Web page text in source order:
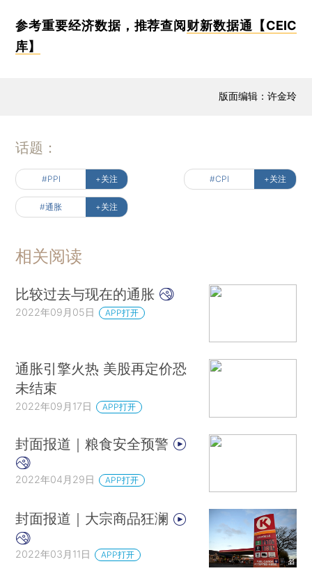
参考重要经济数据，推荐查阅 财新数据通【CEIC
库】
版面编辑：许金玲
话题：
#PPI +关注 #CPI +关注
#通胀 +关注
相关阅读
比较过去与现在的通胀
2022年09月05日 APP打开
通胀引擎火热 美股再定价恐
未结束
2022年09月17日 APP打开
封面报道｜粮食安全预警
2022年04月29日 APP打开
封面报道｜大宗商品狂澜
2022年03月11日 APP打开